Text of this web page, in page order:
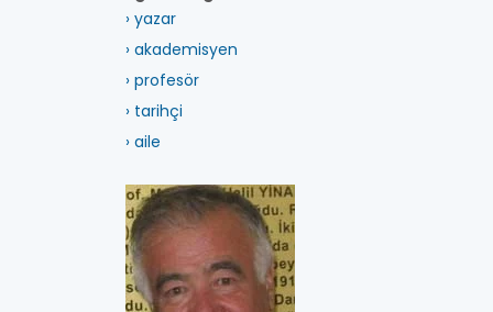
› yazar
› akademisyen
› profesör
› tarihçi
› aile